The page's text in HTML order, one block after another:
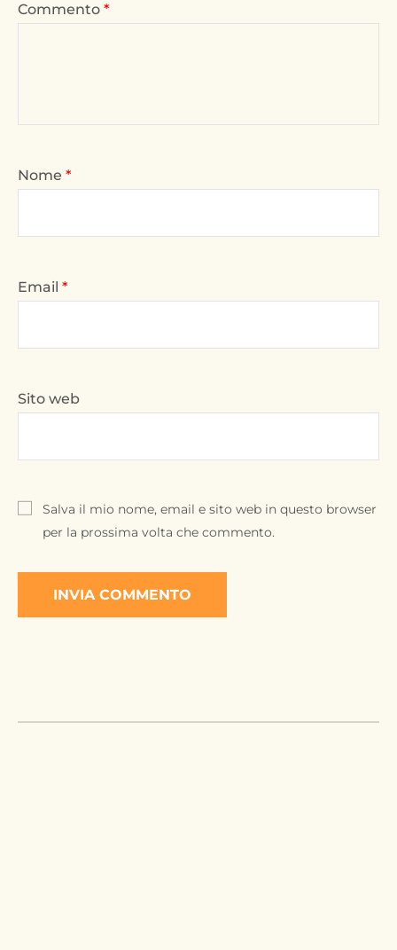
Commento *
Nome *
Email *
Sito web
Salva il mio nome, email e sito web in questo browser
per la prossima volta che commento.